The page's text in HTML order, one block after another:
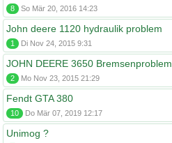
8 So Mär 20, 2016 14:23
John deere 1120 hydraulik problem
1 Di Nov 24, 2015 9:31
JOHN DEERE 3650 Bremsenproblem
2 Mo Nov 23, 2015 21:29
Fendt GTA 380
10 Do Mär 07, 2019 12:17
Unimog ?